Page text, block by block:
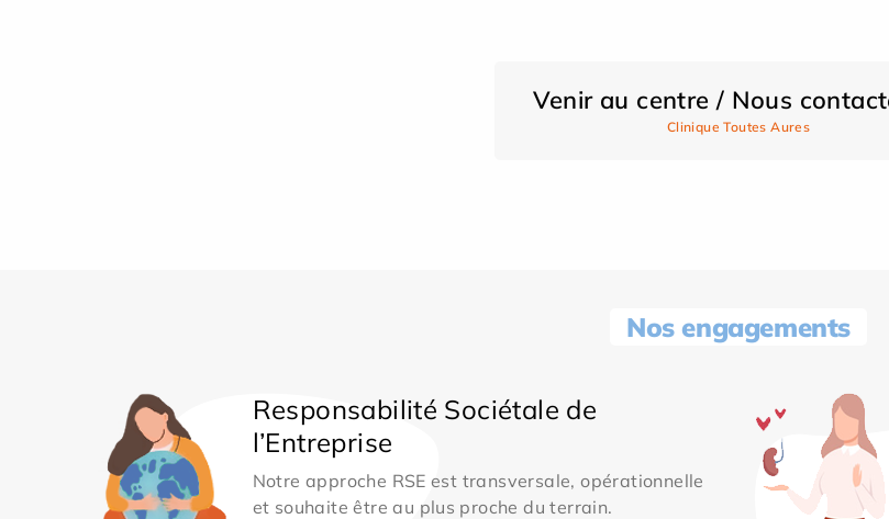
Venir au centre / Nous
Clinique Toutes Aures
Nos engagements
Responsabilité Sociétale de
l’Entreprise
Notre approche RSE est transversale, opérationnelle
et souhaite être au plus proche du terrain.